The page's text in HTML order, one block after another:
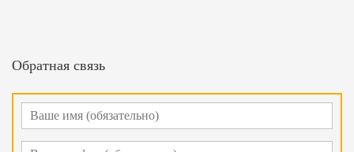
Обратная связь